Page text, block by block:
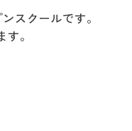
スクールです。
。